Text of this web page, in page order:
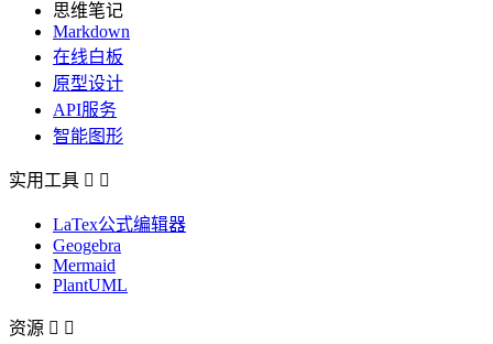
思维笔记
Markdown
在线白板
原型设计
API服务
智能图形
实用工具  
LaTex公式编辑器
Geogebra
Mermaid
PlantUML
资源  